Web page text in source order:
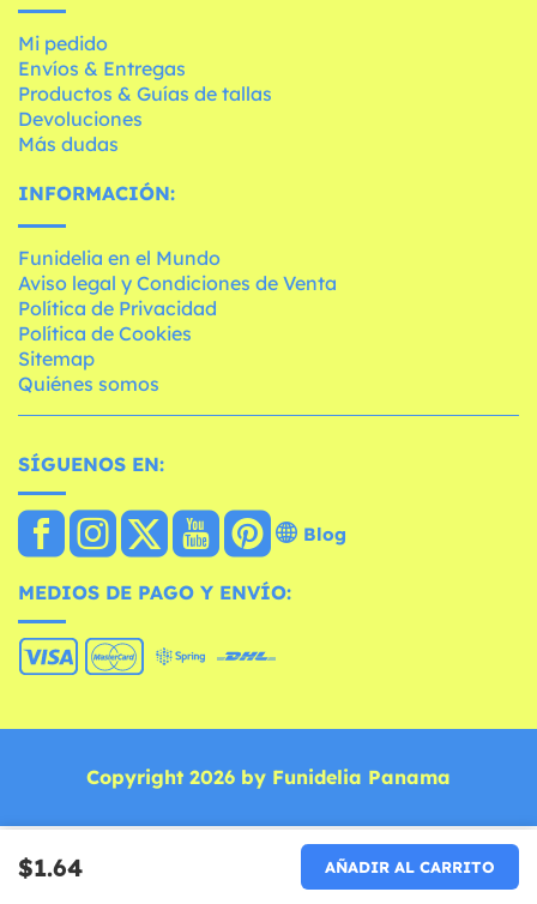
$1.64 AÑADIR AL CARRITO
Mi pedido
Envíos & Entregas
Productos & Guías de tallas
Devoluciones
Más dudas
INFORMACIÓN:
Funidelia en el Mundo
Aviso legal y Condiciones de Venta
Política de Privacidad
Política de Cookies
Sitemap
Quiénes somos
SÍGUENOS EN:
Blog
MEDIOS DE PAGO Y ENVÍO:
Copyright 2026 by Funidelia Panama